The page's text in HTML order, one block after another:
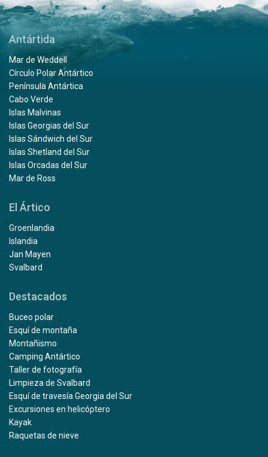
Antártida
Mar de Weddell
Círculo Polar Antártico
Península Antártica
Cabo Verde
Islas Malvinas
Islas Georgias del Sur
Islas Sándwich del Sur
Islas Shetland del Sur
Islas Orcadas del Sur
Mar de Ross
El Ártico
Groenlandia
Islandia
Jan Mayen
Svalbard
Destacados
Buceo polar
Esquí de montaña
Montañismo
Camping Antártico
Taller de fotografía
Limpieza de Svalbard
Esquí de travesía Georgia del Sur
Excursiones en helicóptero
Kayak
Raquetas de nieve